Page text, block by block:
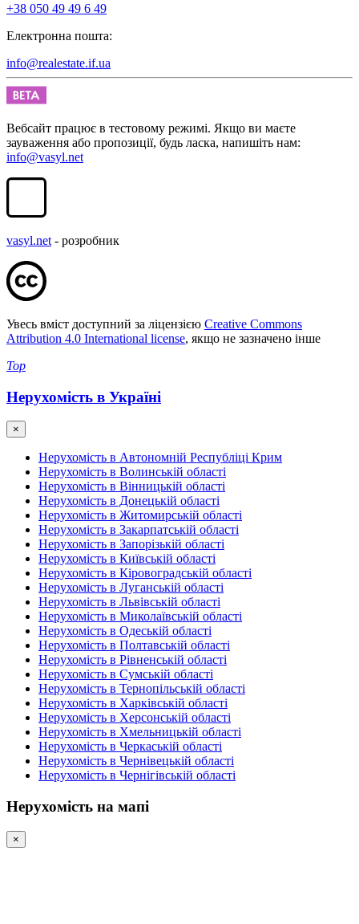
+38 050 49 49 6 49
Електронна пошта:
info@realestate.if.ua
Вебсайт працює в тестовому режимі. Якщо ви маєте
зауваження або пропозиції, будь ласка, напишіть нам:
info@vasyl.net
vasyl.net - розробник
Увесь вміст доступний за ліцензією Creative Commons
Attribution 4.0 International license, якщо не зазначено інше
Top
Нерухомість в Україні
×
Нерухомість в Автономній Республіці Крим
Нерухомість в Волинській області
Нерухомість в Вінницькій області
Нерухомість в Донецькій області
Нерухомість в Житомирській області
Нерухомість в Закарпатській області
Нерухомість в Запорізькій області
Нерухомість в Київській області
Нерухомість в Кіровоградській області
Нерухомість в Луганській області
Нерухомість в Львівській області
Нерухомість в Миколаївській області
Нерухомість в Одеській області
Нерухомість в Полтавській області
Нерухомість в Рівненській області
Нерухомість в Сумській області
Нерухомість в Тернопільській області
Нерухомість в Харківській області
Нерухомість в Херсонській області
Нерухомість в Хмельницькій області
Нерухомість в Черкаській області
Нерухомість в Чернівецькій області
Нерухомість в Чернігівській області
Нерухомість на мапі
×